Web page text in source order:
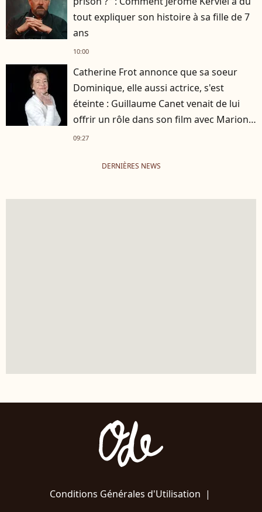
tout expliquer son histoire à sa fille de 7
ans
10:00
Catherine Frot annonce que sa soeur
Dominique, elle aussi actrice, s'est
éteinte : Guillaume Canet venait de lui
offrir un rôle dans son film avec Marion
Cotillard
09:27
DERNIÈRES NEWS
Conditions Générales d'Utilisation |